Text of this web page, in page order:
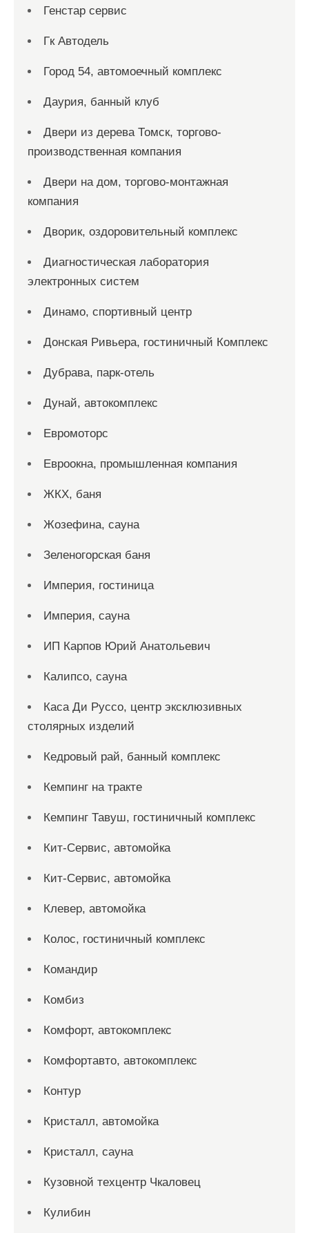
Генстар сервис
Гк Автодель
Город 54, автомоечный комплекс
Даурия, банный клуб
Двери из дерева Томск, торгово-
производственная компания
Двери на дом, торгово-монтажная
компания
Дворик, оздоровительный комплекс
Диагностическая лаборатория
электронных систем
Динамо, спортивный центр
Донская Ривьера, гостиничный Комплекс
Дубрава, парк-отель
Дунай, автокомплекс
Евромоторс
Евроокна, промышленная компания
ЖКХ, баня
Жозефина, сауна
Зеленогорская баня
Империя, гостиница
Империя, сауна
ИП Карпов Юрий Анатольевич
Калипсо, сауна
Каса Ди Руссо, центр эксклюзивных
столярных изделий
Кедровый рай, банный комплекс
Кемпинг на тракте
Кемпинг Тавуш, гостиничный комплекс
Кит-Сервис, автомойка
Кит-Сервис, автомойка
Клевер, автомойка
Колос, гостиничный комплекс
Командир
Комбиз
Комфорт, автокомплекс
Комфортавто, автокомплекс
Контур
Кристалл, автомойка
Кристалл, сауна
Кузовной техцентр Чкаловец
Кулибин